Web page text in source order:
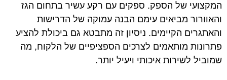
המקצועי של הספק. ספקים עם רקע עשיר בתחום הגז
והאוורור מביאים עימם הבנה עמוקה של הדרישות
והאתגרים הקיימים. ניסיון זה מתבטא גם ביכולת להציע
פתרונות מותאמים לצרכים הספציפיים של הלקוח, מה
שמוביל לשירות איכותי ויעיל יותר.